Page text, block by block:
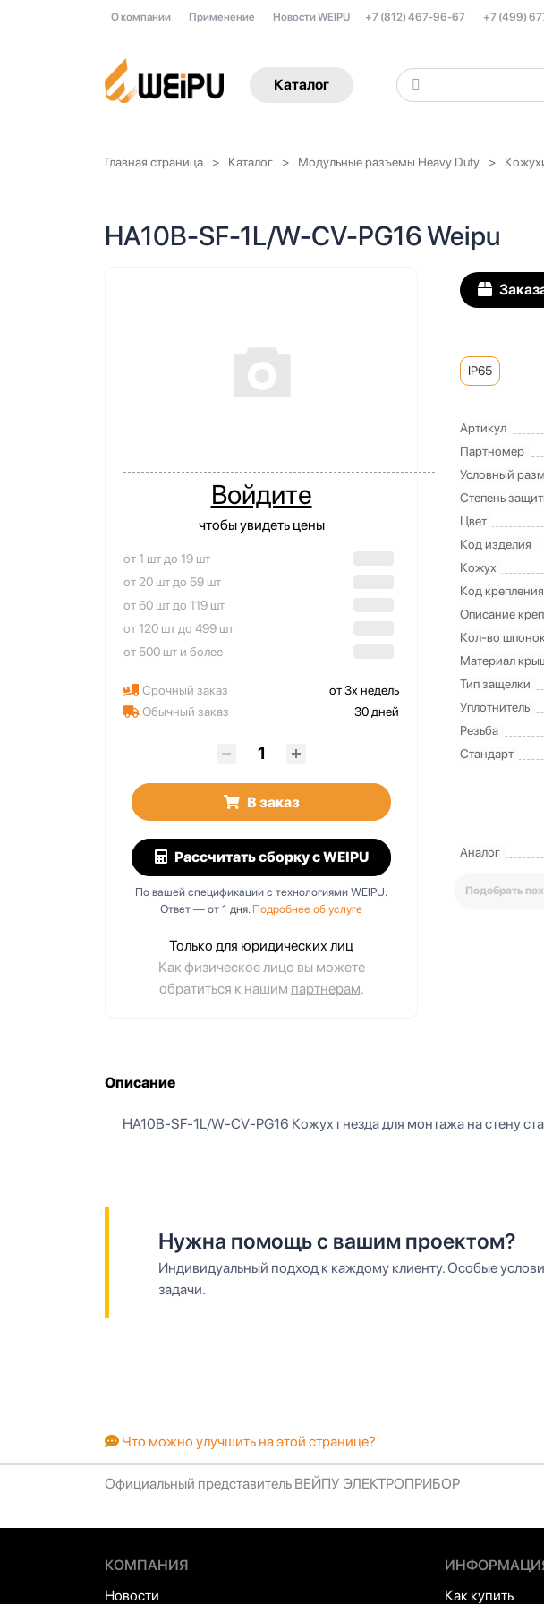
О компании Применение Новости WEIPU +7 (812) 467-96-67 +7 (499)
Каталог
Главная страница Каталог Модульные разъемы Heavy Duty
HA10B-SF-1L/W-CV-PG16 Weipu
Войдите
чтобы увидеть цены
от 1 шт до 19 шт
от 20 шт до 59 шт
от 60 шт до 119 шт
от 120 шт до 499 шт
от 500 шт и более
Срочный заказ
от 3х недель
Обычный заказ
30 дней
В заказ
Рассчитать сборкус WEIPU
По вашей спецификации с технологиями WEIPU.
Ответ — от 1 дня. Подробнее об услуге
Только для юридических лиц
Как физическое лицо вы можете
обратиться к нашим партнерам.
IP65
Артикул
Партномер
Условный
Степень
Цвет
Код изделия
Кожух
Код крепления
Описание
Кол-во
Материал
Тип защелки
Уплотнитель
Резьба
Стандарт
Аналог
Подобрать
Описание
HA10B-SF-1L/W-CV-PG16 Кожух гнезда для монтажа на стену
Нужна помощь с вашим проектом?
Индивидуальный подход к каждому клиенту. Особые
задачи.
Что можно улучшить на этой странице?
Официальный представитель ВЕЙПУ ЭЛЕКТРОПРИБОР
КОМПАНИЯ
Новости
Как купить